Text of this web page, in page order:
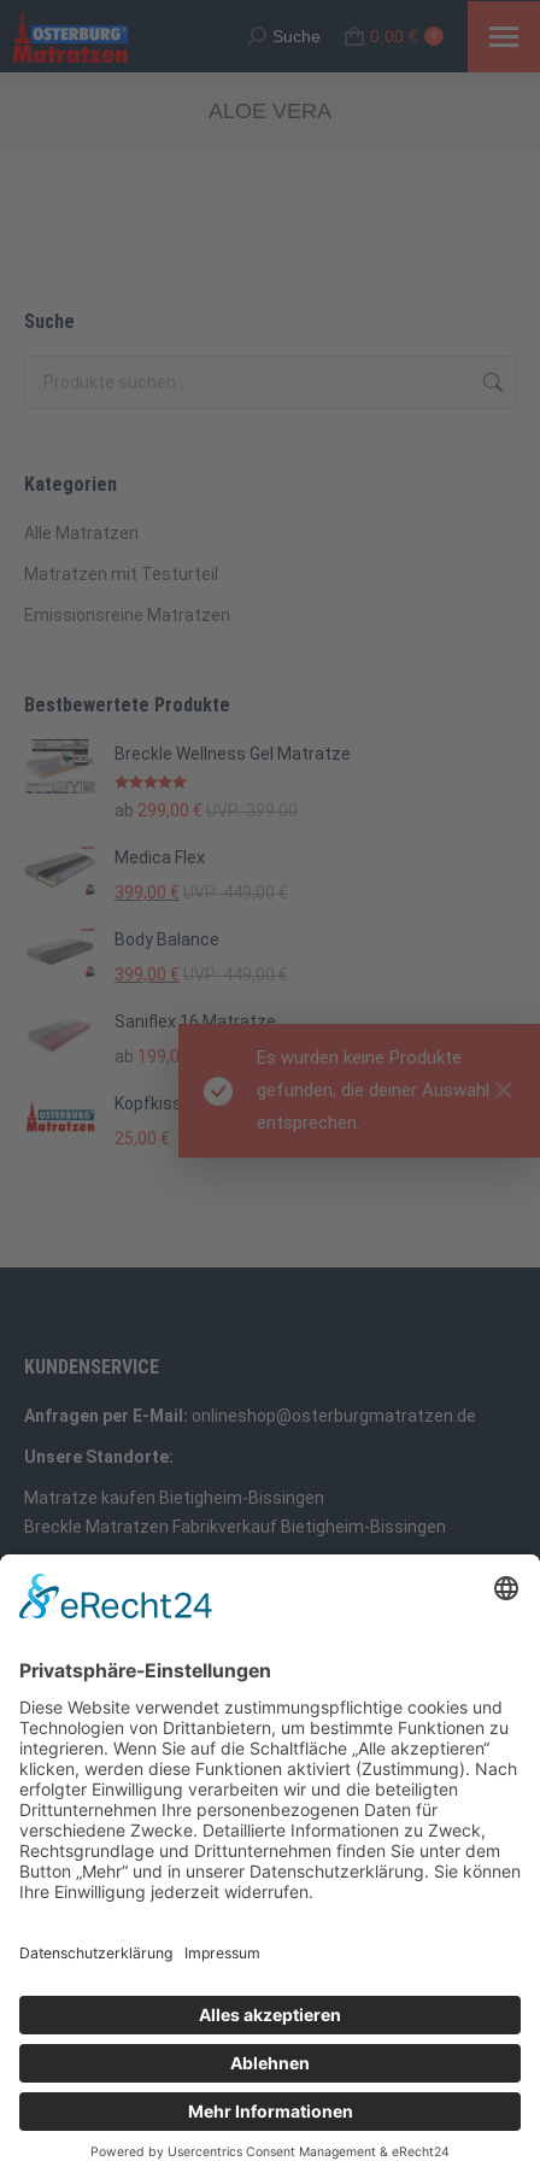
Suche:
Suche 0,00 € 0
ALOE VERA
Es wurden keine Produkte
gefunden, die deiner Auswahl
entsprechen.
Suche
Kategorien
Alle Matratzen
Matratzen mit Testurteil
Emissionsreine Matratzen
Bestbewertete Produkte
Breckle Wellness Gel Matratze
Bewertet mit
5.00von 5
ab 299,00 € UVP: 399.00
Medica Flex
399,00 € UVP: 449,00 €
Body Balance
399,00 € UVP: 449,00 €
Saniflex 16 Matratze
ab 199,00
Kopfkissen Micro Line Komfort
25,00 €
KUNDENSERVICE
Anfragen per E-Mail: onlineshop@osterburgmatratzen.de
Unsere Standorte:
Matratze kaufen Bietigheim-Bissingen
Breckle Matratzen Fabrikverkauf Bietigheim-Bissingen
© Osterburg Matratzen 2020. Alle Rechte vorbehalten.
Menü Footer
VERTRAG WIDERRUFEN